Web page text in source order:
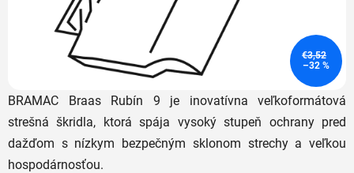
BRAMAC Braas Rubín 9 je inovatívna veľkoformátová
strešná škridla, ktorá spája vysoký stupeň ochrany pred
dažďom s nízkym bezpečným sklonom strechy a veľkou
hospodárnosťou.
€3,52
–32 %